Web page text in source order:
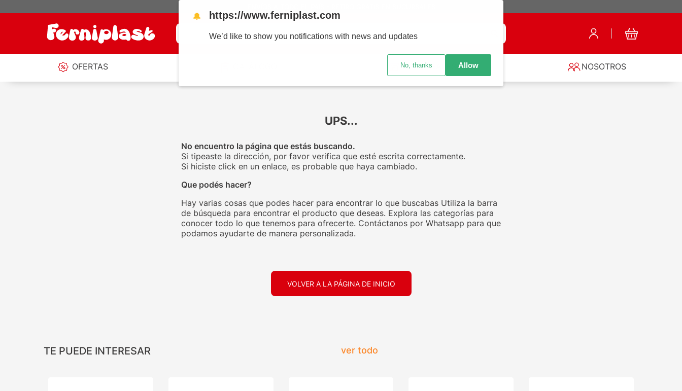
¿Qué estás buscando?
OFERTAS SUCURSALES NOSOTROS
UPS...
No encuentro la página que estás buscando.
Si tipeaste la dirección, por favor verifica que esté escrita correctamente.
Si hiciste click en un enlace, es probable que haya cambiado.
Que podés hacer?
Hay varias cosas que podes hacer para encontrar lo que buscabas Utiliza la barra
de búsqueda para encontrar el producto que deseas. Explora las categorías para
conocer todo lo que tenemos para ofrecerte. Contáctanos por Whatsapp para que
podamos ayudarte de manera personalizada.
VOLVER A LA PÁGINA DE INICIO
TE PUEDE INTERESAR ver todo
🔔 https://www.ferniplast.com
We’d like to show you notifications with news and updates
No, thanks Allow